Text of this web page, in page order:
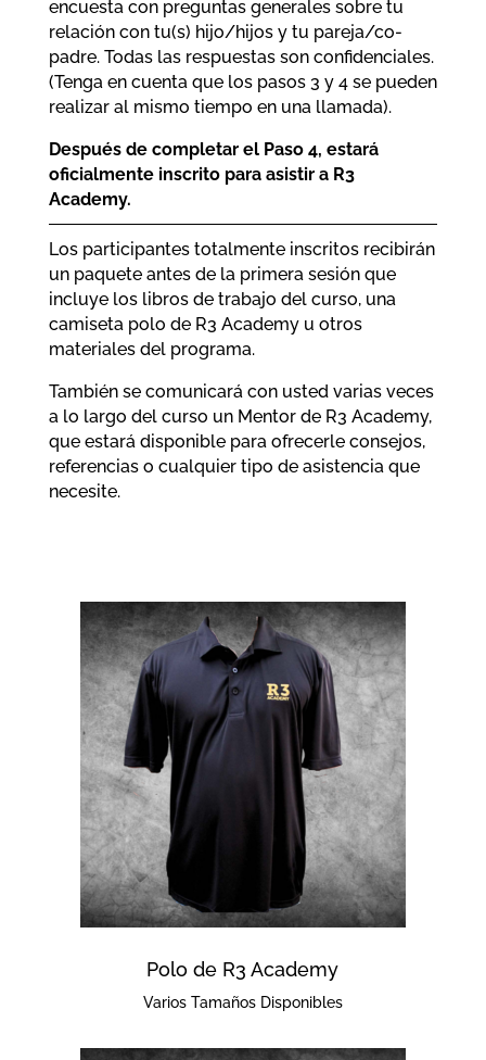
encuesta con preguntas generales sobre tu
relación con tu(s) hijo/hijos y tu pareja/co-
padre. Todas las respuestas son confidenciales.
(Tenga en cuenta que los pasos 3 y 4 se pueden
realizar al mismo tiempo en una llamada).
Después de completar el Paso 4, estará
oficialmente inscrito para asistir a R3
Academy.
Los participantes totalmente inscritos recibirán
un paquete antes de la primera sesión que
incluye los libros de trabajo del curso, una
camiseta polo de R3 Academy u otros
materiales del programa.
También se comunicará con usted varias veces
a lo largo del curso un Mentor de R3 Academy,
que estará disponible para ofrecerle consejos,
referencias o cualquier tipo de asistencia que
necesite.
Polo de R3 Academy
Varios Tamaños Disponibles